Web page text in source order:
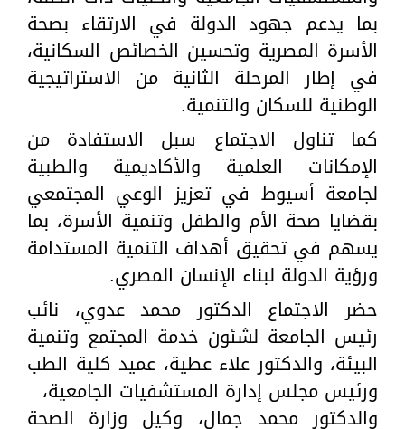
بما يدعم جهود الدولة في الارتقاء بصحة
الأسرة المصرية وتحسين الخصائص السكانية،
في إطار المرحلة الثانية من الاستراتيجية
الوطنية للسكان والتنمية.
كما تناول الاجتماع سبل الاستفادة من
الإمكانات العلمية والأكاديمية والطبية
لجامعة أسيوط في تعزيز الوعي المجتمعي
بقضايا صحة الأم والطفل وتنمية الأسرة، بما
يسهم في تحقيق أهداف التنمية المستدامة
ورؤية الدولة لبناء الإنسان المصري.
حضر الاجتماع الدكتور محمد عدوي، نائب
رئيس الجامعة لشئون خدمة المجتمع وتنمية
البيئة، والدكتور علاء عطية، عميد كلية الطب
ورئيس مجلس إدارة المستشفيات الجامعية،
والدكتور محمد جمال، وكيل وزارة الصحة